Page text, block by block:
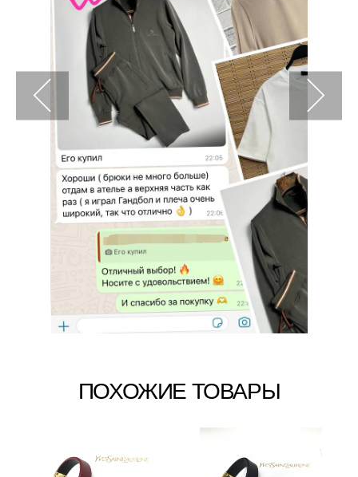
ПОХОЖИЕ ТОВАРЫ